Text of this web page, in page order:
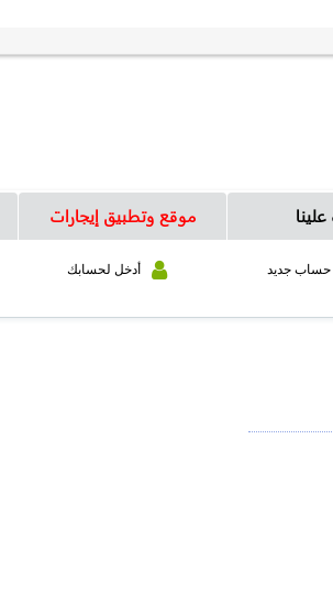
حساب جديد أدخل لحسابك
موقع وتطبيق إيجارات